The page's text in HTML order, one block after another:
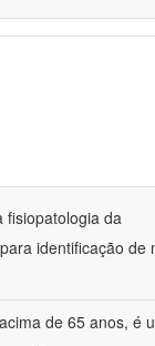
fisiopatologia da
identificação de
de 65 anos, é